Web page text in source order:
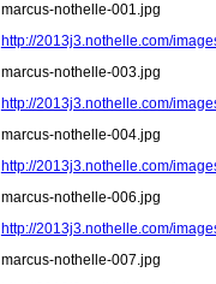
marcus-nothelle-001.jpg
http://2013j3.nothelle.com/
marcus-nothelle-003.jpg
http://2013j3.nothelle.com/
marcus-nothelle-004.jpg
http://2013j3.nothelle.com/
marcus-nothelle-006.jpg
http://2013j3.nothelle.com/
marcus-nothelle-007.jpg